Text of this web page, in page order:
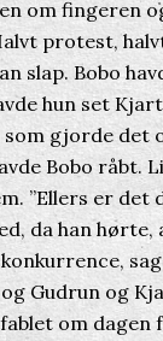
om fingeren
protest,
slap. Bobo
hun set
gjorde det
Bobo
”Ellers er det
da han hørte,
og Gudrun og
om dagen